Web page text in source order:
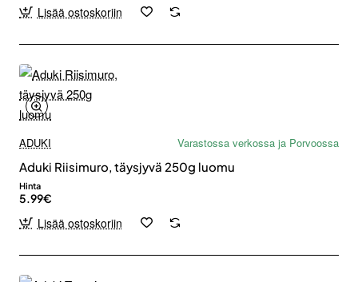
Lisää ostoskoriin
ADUKI
Varastossa verkossa ja Porvoossa
Aduki Riisimuro, täysjyvä 250g luomu
Hinta
5.99€
Lisää ostoskoriin